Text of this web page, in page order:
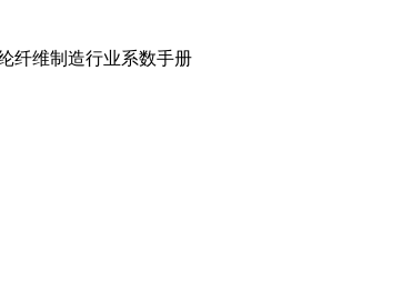
纤维制造行业系数手册